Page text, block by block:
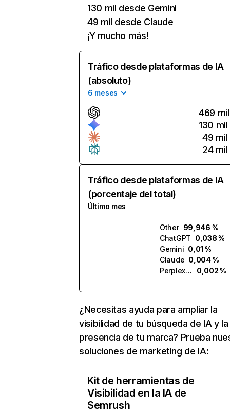
130 mil desde Gemini
49 mil desde Claude
¡Y mucho más!
Tráfico desde plataformas de IA
(absoluto)
6 meses
469 mil
130 mil
49 mil
24 mil
Tráfico desde plataformas de IA
(porcentaje del total)
Último mes
Other 99,946 %
ChatGPT 0,038 %
Gemini 0,01 %
Claude 0,004 %
Perplexity
0,002 %
¿Necesitas ayuda para ampliar la
visibilidad de tu búsqueda de IA y la
presencia de tu marca? Prueba
soluciones de marketing de IA:
Kit de herramientas de
Visibilidad en la IA de
Semrush